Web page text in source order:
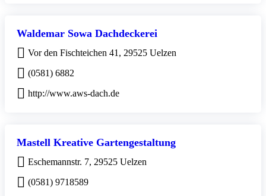
Waldemar Sowa Dachdeckerei
Vor den Fischteichen 41, 29525 Uelzen
(0581) 6882
http://www.aws-dach.de
Mastell Kreative Gartengestaltung
Eschemannstr. 7, 29525 Uelzen
(0581) 9718589